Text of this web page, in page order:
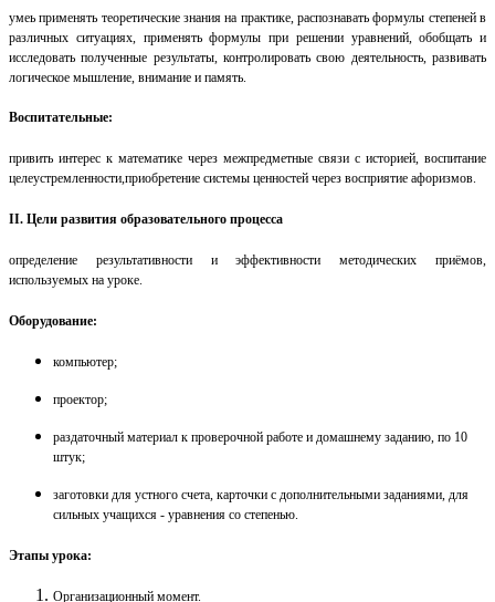
умеь применять теоретические знания на практике, распознавать формулы степеней в
различных ситуациях, применять формулы при решении уравнений,обобщать и
исследовать полученные результаты, контролировать свою деятельность, развивать
логическое мышление, внимание и память.
Воспитательные:
привить интерес к математике через межпредметные связи с историей, воспитание
целеустремленности,приобретение системы ценностей через восприятие афоризмов.
II. Цели развития образовательного процесса
определение результативности и эффективности методических приёмов,
используемых на уроке.
Оборудование:
компьютер;
проектор;
раздаточный материал к проверочной работе и домашнему заданию, по 10
штук;
заготовки для устного счета, карточки с дополнительными заданиями, для
сильных учащихся - уравнения со степенью.
Этапы урока:
Организационный момент.